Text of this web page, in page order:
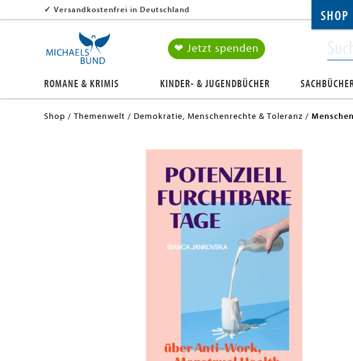
SHOP
✓ Versandkostenfrei in Deutschland
❤ Jetzt spenden
ROMANE & KRIMIS KINDER- & JUGENDBÜCHER
Shop Themenwelt Demokratie, Menschenrechte & Toleranz